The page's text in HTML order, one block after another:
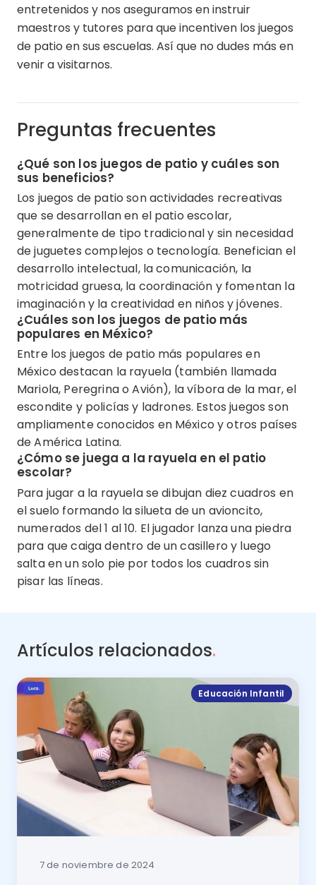
entretenidos y nos aseguramos en instruir
maestros y tutores para que incentiven los juegos
de patio en sus escuelas. Así que no dudes más en
venir a visitarnos.
Preguntas frecuentes
¿Qué son los juegos de patio y cuáles son
sus beneficios?
Los juegos de patio son actividades recreativas
que se desarrollan en el patio escolar,
generalmente de tipo tradicional y sin necesidad
de juguetes complejos o tecnología. Benefician el
desarrollo intelectual, la comunicación, la
motricidad gruesa, la coordinación y fomentan la
imaginación y la creatividad en niños y jóvenes.
¿Cuáles son los juegos de patio más
populares en México?
Entre los juegos de patio más populares en
México destacan la rayuela (también llamada
Mariola, Peregrina o Avión), la víbora de la mar, el
escondite y policías y ladrones. Estos juegos son
ampliamente conocidos en México y otros países
de América Latina.
¿Cómo se juega a la rayuela en el patio
escolar?
Para jugar a la rayuela se dibujan diez cuadros en
el suelo formando la silueta de un avioncito,
numerados del 1 al 10. El jugador lanza una piedra
para que caiga dentro de un casillero y luego
salta en un solo pie por todos los cuadros sin
pisar las líneas.
Artículos relacionados.
Educación Infantil
7 de noviembre de 2024